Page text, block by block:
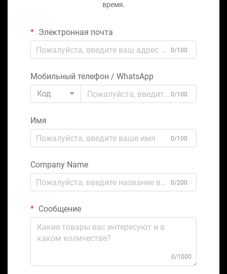
время.
Электронная почта
0/100
Мобильный телефон / WhatsApp
Код
0/100
Имя
0/100
Company Name
0/200
Сообщение
0/1000